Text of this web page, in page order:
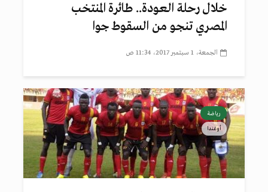
خلال رحلة العودة.. طائرة المنتخب
المصري تنجو من السقوط جوا
الجمعة، 1 سبتمبر 2017، 11:34 ص
رياضة
أوغندا